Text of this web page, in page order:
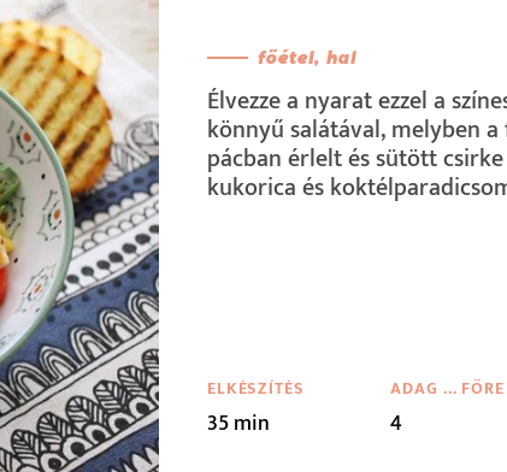
főétel, hal
Élvezze a nyarat ezzel a
könnyű salátával, melyben
pácban érlelt és sütött
kukorica és
ELKÉSZÍTÉS
35 min
ADAG … FŐRE
4